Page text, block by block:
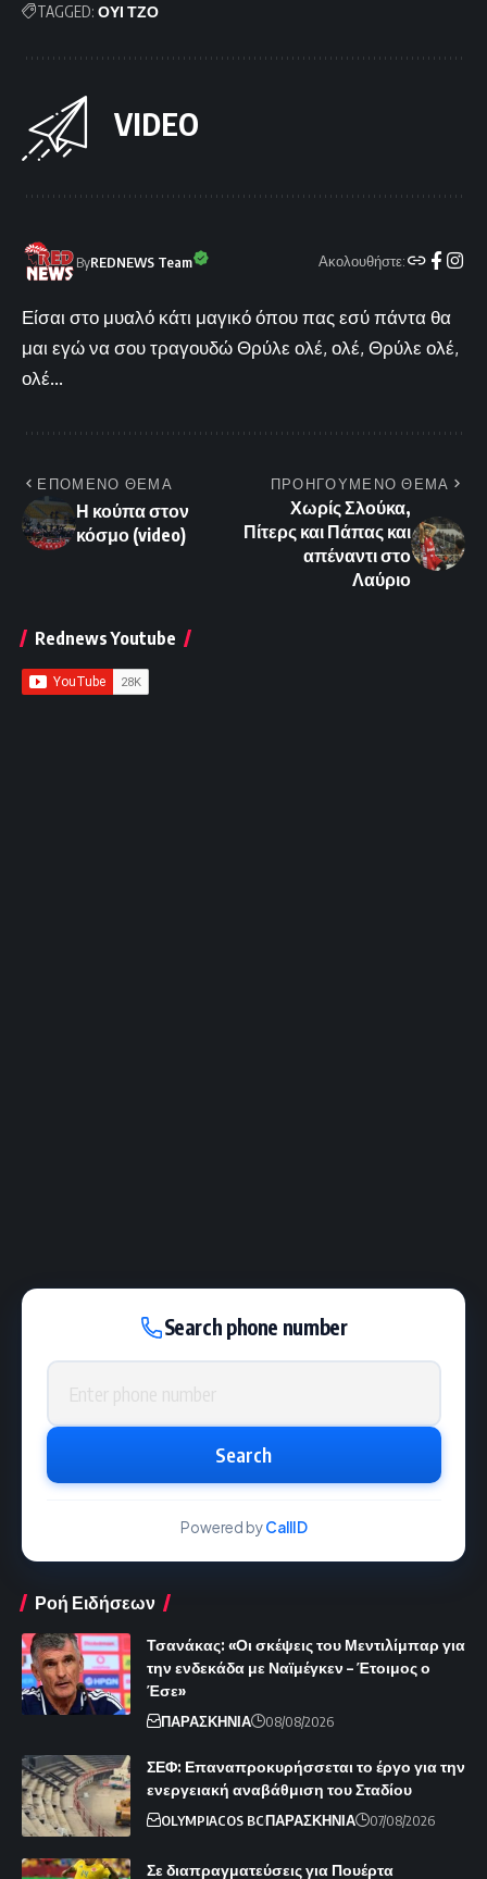
TAGGED: ΟΥΙ ΤΖΟ
VIDEO
ByREDNEWS Team Ακολουθήστε:
Είσαι στο μυαλό κάτι μαγικό όπου πας εσύ πάντα θα
μαι εγώ να σου τραγουδώ Θρύλε ολέ, ολέ, Θρύλε ολέ,
ολέ...
ΕΠΟΜΕΝΟ ΘΕΜΑ
Η κούπα στον
κόσμο (video)
ΠΡΟΗΓΟΥΜΕΝΟ ΘΕΜΑ
Χωρίς Σλούκα,
Πίτερς και Πάπας και
απέναντι στο
Λαύριο
Rednews Youtube
Search phone number
Phone number
Search
Powered byCallID
Ροή Ειδήσεων
Τσανάκας: «Οι σκέψεις του Μεντιλίμπαρ για
την ενδεκάδα με Ναϊμέγκεν – Έτοιμος ο
Έσε»
ΠΑΡΑΣΚΗΝΙΑ 08/08/2026
ΣΕΦ: Επαναπροκυρήσσεται το έργο για την
ενεργειακή αναβάθμιση του Σταδίου
OLYMPIACOS BCΠΑΡΑΣΚΗΝΙΑ 07/08/2026
Σε διαπραγματεύσεις για Πουέρτα